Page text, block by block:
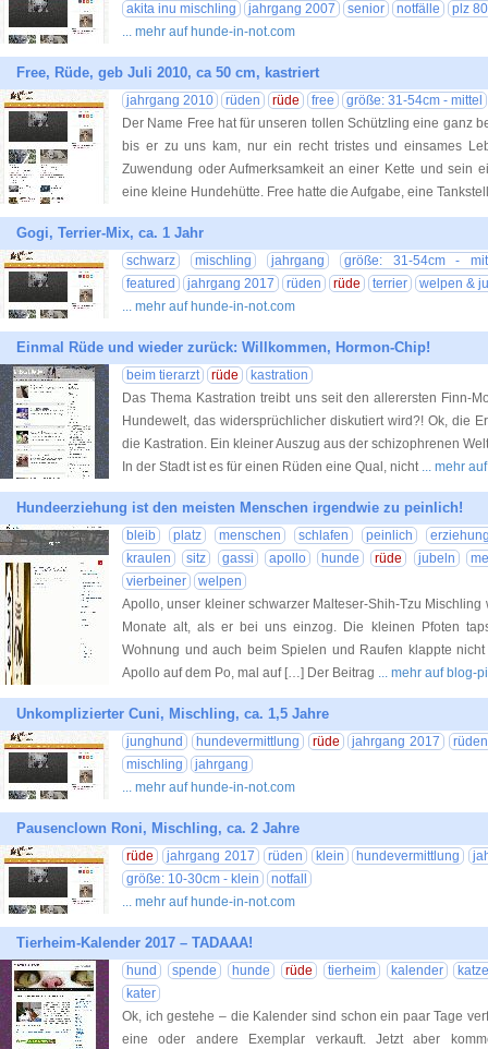
akita inu mischling
jahrgang 2007 senior notfälle
plz 80
... mehr auf hunde-in-not.com
Free, Rüde, geb Juli 2010, ca 50 cm, kastriert
jahrgang 2010 rüden rüde free
größe: 31-54cm - mittel
Der Name Free hat für unseren tollen Schützling eine ganz
bis er zu uns kam, nur ein recht tristes und einsames
Zuwendung oder Aufmerksamkeit an einer Kette und sein
eine kleine Hundehütte. Free hatte die Aufgabe, eine
Gogi, Terrier-Mix, ca. 1 Jahr
schwarz mischling jahrgang
größe: 31-54cm -
featured
jahrgang 2017 rüden rüde terrier
welpen &
... mehr auf hunde-in-not.com
Einmal Rüde und wieder zurück: Willkommen, Hormon-Chip!
beim tierarzt rüde
kastration
Das Thema Kastration treibt uns seit den allerersten Finn-
Hundewelt, das widersprüchlicher diskutiert wird?! Ok, die
die Kastration. Ein kleiner Auszug aus der schizophrenen
In der Stadt ist es für einen Rüden eine Qual, nicht ... mehr
Hundeerziehung ist den meisten Menschen irgendwie zu peinlich!
bleib platz menschen schlafen peinlich
kraulen
sitz gassi apollo hunde rüde jubeln
vierbeiner
welpen
Apollo, unser kleiner schwarzer Malteser-Shih-Tzu
Monate alt, als er bei uns einzog. Die kleinen Pfoten
Wohnung und auch beim Spielen und Raufen klappte
Apollo auf dem Po, mal auf […] Der Beitrag ... mehr auf blog-
Unkomplizierter Cuni, Mischling, ca. 1,5 Jahre
junghund hundevermittlung rüde jahrgang 2017
rüden
mischling
jahrgang
... mehr auf hunde-in-not.com
Pausenclown Roni, Mischling, ca. 2 Jahre
rüde jahrgang 2017 rüden klein hundevermittlung
größe: 10-30cm - klein
notfall
... mehr auf hunde-in-not.com
Tierheim-Kalender 2017 – TADAAA!
hund spende hunde rüde tierheim kalender
kater
Ok, ich gestehe – die Kalender sind schon ein paar Tage
eine oder andere Exemplar verkauft. Jetzt aber